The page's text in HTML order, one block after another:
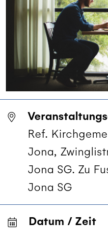
Ref.
Jona,
Jona SG. Zu
Jona SG
Datum / Zeit